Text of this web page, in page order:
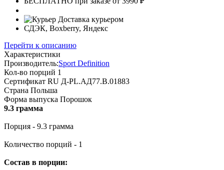
Доставка курьером
СДЭК, Boxberry, Яндекс
Перейти к описанию
Характеристики
Производитель:Sport Definition
Кол-во порций 1
Сертификат RU Д-PL.АД77.В.01883
Страна Польша
Форма выпуска Порошок
9.3 грамма
Порция - 9.3 грамма
Количество порций - 1
Состав в порции: